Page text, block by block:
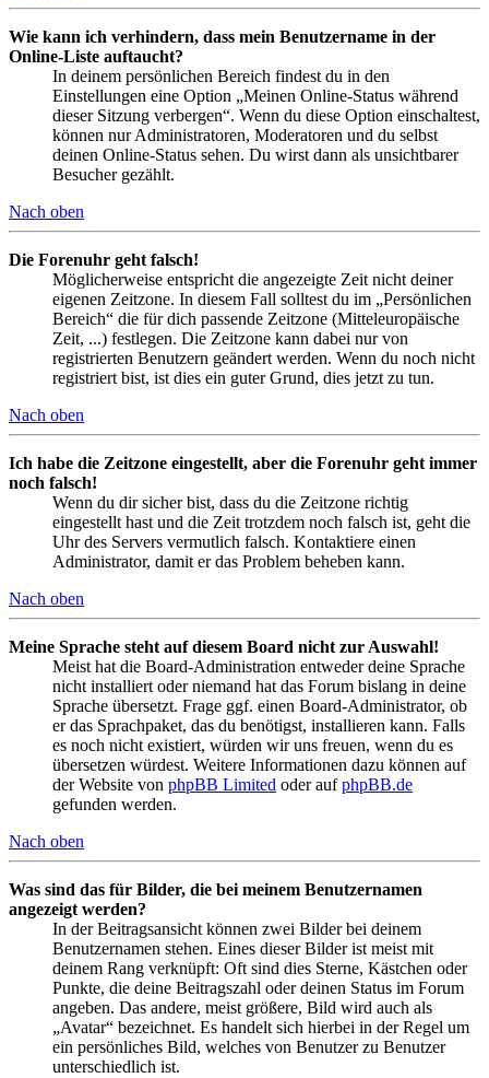
Wie kann ich verhindern, dass mein Benutzername in der
Online-Liste auftaucht?
In deinem persönlichen Bereich findest du in den
Einstellungen eine Option „Meinen Online-Status während
dieser Sitzung verbergen“. Wenn du diese Option einschaltest,
können nur Administratoren, Moderatoren und du selbst
deinen Online-Status sehen. Du wirst dann als unsichtbarer
Besucher gezählt.
Nach oben
Die Forenuhr geht falsch!
Möglicherweise entspricht die angezeigte Zeit nicht deiner
eigenen Zeitzone. In diesem Fall solltest du im „Persönlichen
Bereich“ die für dich passende Zeitzone (Mitteleuropäische
Zeit, ...) festlegen. Die Zeitzone kann dabei nur von
registrierten Benutzern geändert werden. Wenn du noch nicht
registriert bist, ist dies ein guter Grund, dies jetzt zu tun.
Nach oben
Ich habe die Zeitzone eingestellt, aber die Forenuhr geht immer
noch falsch!
Wenn du dir sicher bist, dass du die Zeitzone richtig
eingestellt hast und die Zeit trotzdem noch falsch ist, geht die
Uhr des Servers vermutlich falsch. Kontaktiere einen
Administrator, damit er das Problem beheben kann.
Nach oben
Meine Sprache steht auf diesem Board nicht zur Auswahl!
Meist hat die Board-Administration entweder deine Sprache
nicht installiert oder niemand hat das Forum bislang in deine
Sprache übersetzt. Frage ggf. einen Board-Administrator, ob
er das Sprachpaket, das du benötigst, installieren kann. Falls
es noch nicht existiert, würden wir uns freuen, wenn du es
übersetzen würdest. Weitere Informationen dazu können auf
der Website von phpBB Limited oder aufphpBB.de
gefunden werden.
Nach oben
Was sind das für Bilder, die bei meinem Benutzernamen
angezeigt werden?
In der Beitragsansicht können zwei Bilder bei deinem
Benutzernamen stehen. Eines dieser Bilder ist meist mit
deinem Rang verknüpft: Oft sind dies Sterne, Kästchen oder
Punkte, die deine Beitragszahl oder deinen Status im Forum
angeben. Das andere, meist größere, Bild wird auch als
„Avatar“ bezeichnet. Es handelt sich hierbei in der Regel um
ein persönliches Bild, welches von Benutzer zu Benutzer
unterschiedlich ist.